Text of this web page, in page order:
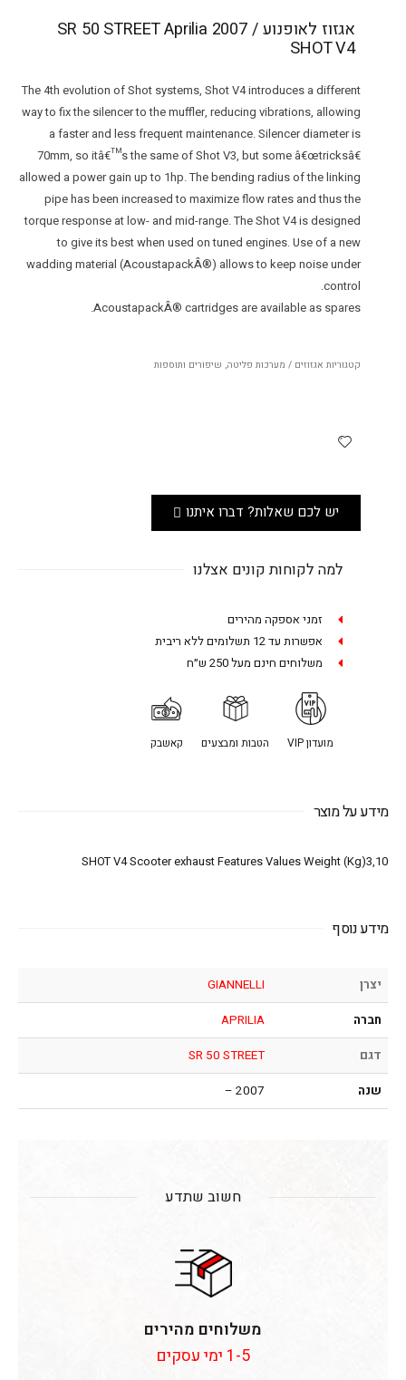
אגזוז לאופנוע SR 50 STREET Aprilia 2007 /
SHOT V4
The 4th evolution of Shot systems, Shot V4 introduces a different
way to fix the silencer to the muffler, reducing vibrations, allowing
a faster and less frequent maintenance. Silencer diameter is
70mm, so itâ€™s the same of Shot V3, but some â€œtricksâ€
allowed a power gain up to 1hp. The bending radius of the linking
pipe has been increased to maximize flow rates and thus the
torque response at low- and mid-range. The Shot V4 is designed
to give its best when used on tuned engines. Use of a new
wadding material (AcoustapackÂ®) allows to keep noise under
control.
AcoustapackÂ® cartridges are available as spares.
קטגוריות אגזוזים / מערכות פליטה, שיפורים ותוספות
יש לכם שאלות? דברו איתנו
למה לקוחות קונים אצלנו
זמני אספקה מהירים
אפשרות עד 12 תשלומים ללא ריבית
משלוחים חינם מעל 250 ש״ח
מועדון VIP הטבות ומבצעים קאשבק
מידע על מוצר
SHOT V4 Scooter exhaust Features Values Weight (Kg)3,10
מידע נוסף
יצרן
GIANNELLI
חברה
APRILIA
דגם
SR 50 STREET
שנה
2007 –
חשוב שתדע
משלוחים מהירים
1-5 ימי עסקים